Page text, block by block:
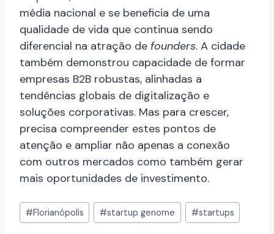
média nacional e se beneficia de uma
qualidade de vida que continua sendo
diferencial na atração de founders. A cidade
também demonstrou capacidade de formar
empresas B2B robustas, alinhadas a
tendências globais de digitalização e
soluções corporativas. Mas para crescer,
precisa compreender estes pontos de
atenção e ampliar não apenas a conexão
com outros mercados como também gerar
mais oportunidades de investimento.
#Florianópolis #startup genome #startups